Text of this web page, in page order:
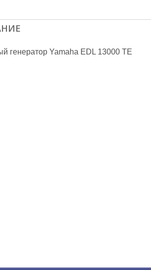
генератор Yamaha EDL 13000 TE